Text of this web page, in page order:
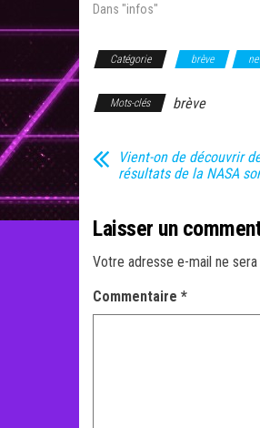
Dans "infos"
Catégorie brève
Mots-clés brève
Vient-on de découvrir
résultats de la NASA
Laisser un
Votre adresse e-mail ne sera
Commentaire *